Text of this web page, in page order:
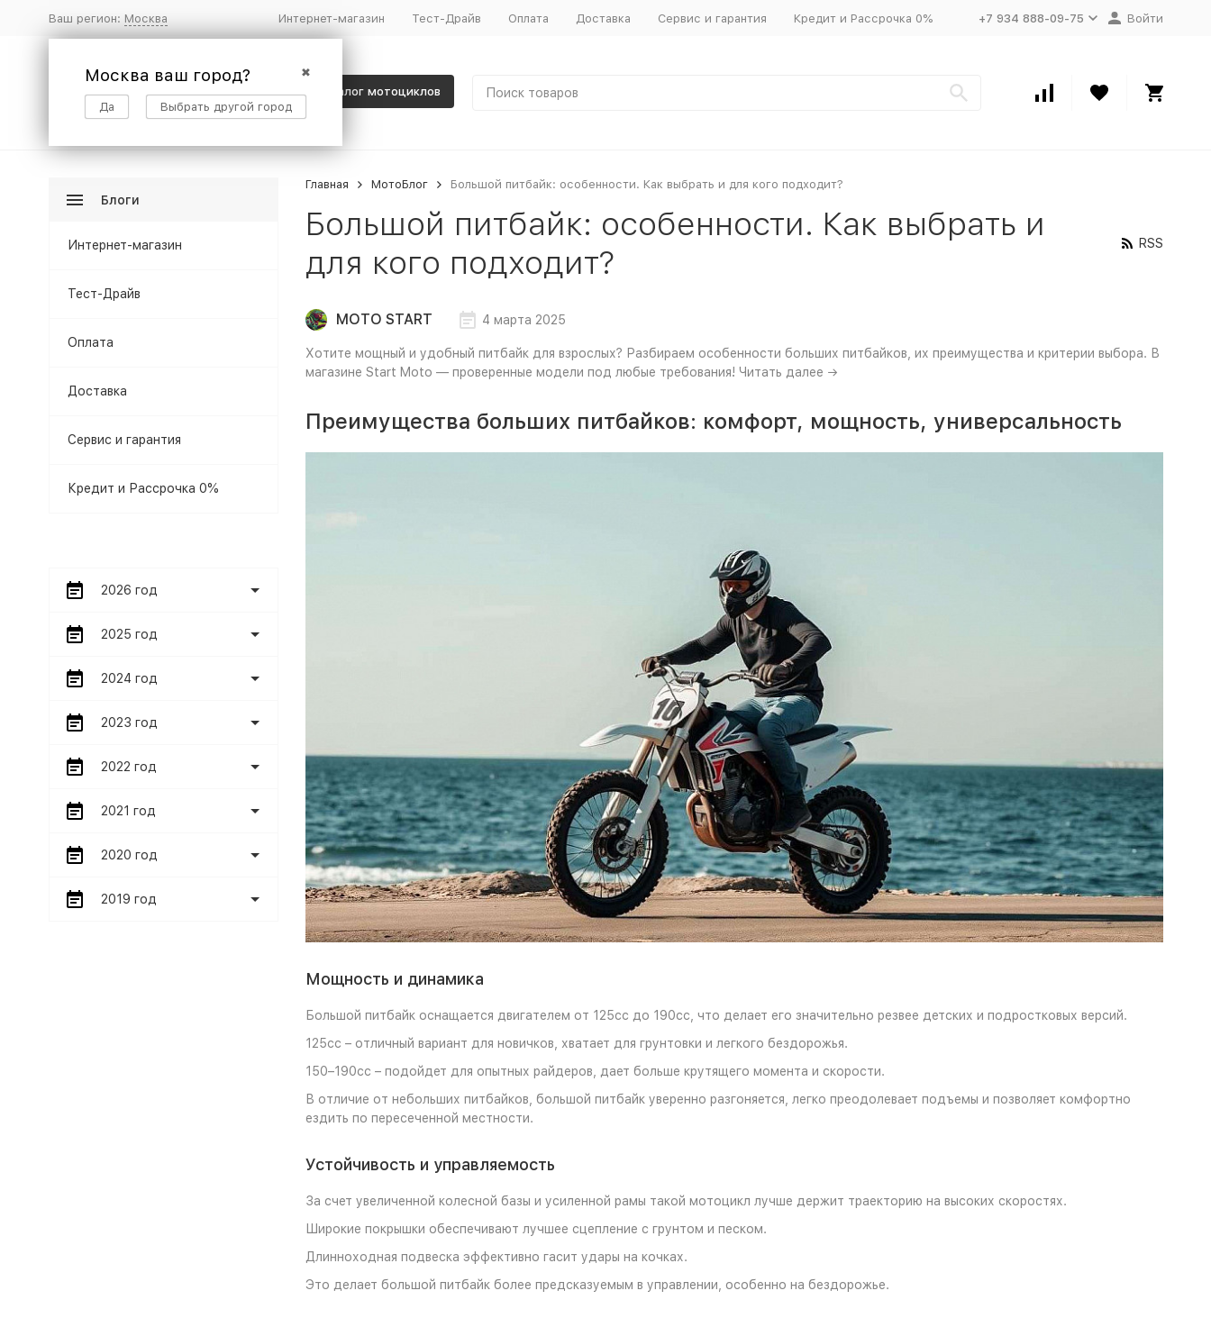
Ваш регион: Москва
✖
Москва ваш город?
Да Выбрать другой город
Интернет-магазин Тест-Драйв Оплата Доставка Сервис и гарантия Кредит и Рассрочка 0% +7 934 888-09-75 Войти
Каталог мотоциклов
Главная МотоБлог Большой питбайк: особенности. Как выбрать и для кого подходит?
Большой питбайк: особенности. Как выбрать и
для кого подходит?
RSS
MOTO START 4 марта 2025
Хотите мощный и удобный питбайк для взрослых? Разбираем особенности больших питбайков, их преимущества и критерии выбора. В
магазине Start Moto — проверенные модели под любые требования! Читать далее →
Преимущества больших питбайков: комфорт, мощность, универсальность
Мощность и динамика
Большой питбайк оснащается двигателем от 125cc до 190cc, что делает его значительно резвее детских и подростковых версий.
125cc – отличный вариант для новичков, хватает для грунтовки и легкого бездорожья.
150–190cc – подойдет для опытных райдеров, дает больше крутящего момента и скорости.
В отличие от небольших питбайков, большой питбайк уверенно разгоняется, легко преодолевает подъемы и позволяет комфортно
ездить по пересеченной местности.
Устойчивость и управляемость
За счет увеличенной колесной базы и усиленной рамы такой мотоцикл лучше держит траекторию на высоких скоростях.
Широкие покрышки обеспечивают лучшее сцепление с грунтом и песком.
Длинноходная подвеска эффективно гасит удары на кочках.
Это делает большой питбайк более предсказуемым в управлении, особенно на бездорожье.
Блоги
Интернет-магазин
Тест-Драйв
Оплата
Доставка
Сервис и гарантия
Кредит и Рассрочка 0%
2026 год
2025 год
2024 год
2023 год
2022 год
2021 год
2020 год
2019 год